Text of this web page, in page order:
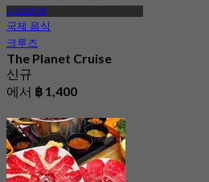
아시아티크
국제 음식
크루즈
The Planet Cruise
신규
에서 ฿ 1,400